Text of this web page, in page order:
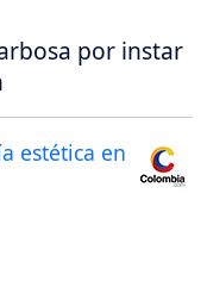
por instar